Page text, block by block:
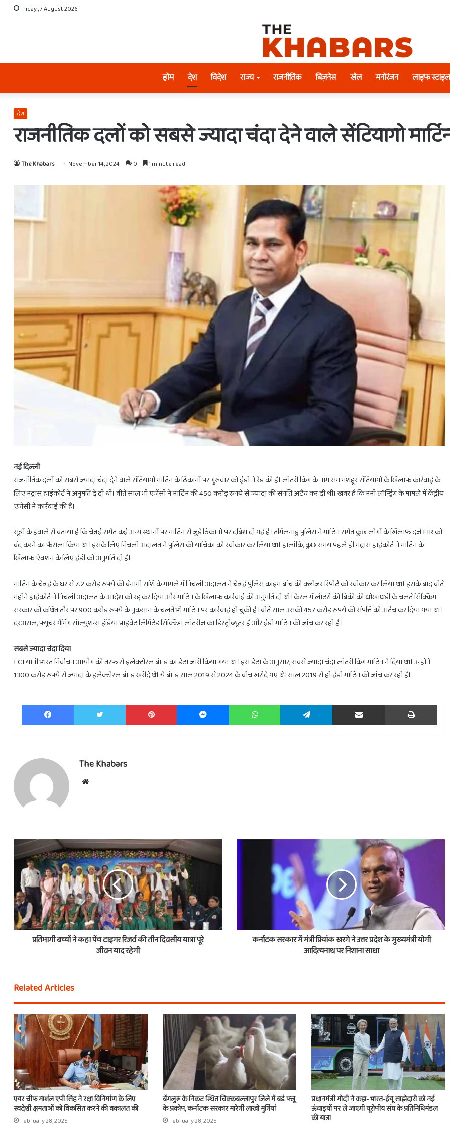
Friday , 7 August 2026
होम देश विदेश राज्य राजनीतिक बिज़नेस खेल मनोरंजन लाइफ स्टाइल
देश
राजनीतिक दलों को सबसे ज्यादा चंदा देने वाले सेंटियागो
The Khabars November 14, 2024 0 1 minute read
नई दिल्ली
राजनीतिक दलों को सबसे ज्यादा चंदा देने वाले सेंटियागो मार्टिन के ठिकानों पर गुरुवार को ईडी ने रेड की है। लॉटरी किंग के नाम सम मशहूर सेंटियागो के खिलाफ कार्रवाई के
लिए मद्रास हाईकोर्ट ने अनुमति दे दी थी। बीते साल भी एजेंसी ने मार्टिन की 450 करोड़ रुपये से ज्यादा की संपत्ति अटैच कर दी थी। खबर है कि मनी लॉन्ड्रिंग के मामले में केंद्रीय
एजेंसी ने कार्रवाई की है।
सूत्रों के हवाले से बताया है कि चेन्नई समेत कई अन्य स्थानों पर मार्टिन से जुड़े ठिकानों पर दबिश दी गई है। तमिलनाडु पुलिस ने मार्टिन समेत कुछ लोगों के खिलाफ दर्ज FIR को
बंद करने का फैसला किया था। इसके लिए निचली अदालत ने पुलिस की याचिका को स्वीकार कर लिया था। हालांकि, कुछ समय पहले ही मद्रास हाईकोर्ट ने मार्टिन के
खिलाफ ऐक्शन के लिए ईडी को अनुमति दी है।
मार्टिन के चेन्नई के घर से 7.2 करोड़ रुपये की बेनामी राशि के मामले में निचली अदालत ने चेन्नई पुलिस क्राइम ब्रांच की क्लोजर रिपोर्ट को स्वीकार कर लिया था। इसके बाद बीते
महीने हाईकोर्ट ने निचली अदालत के आदेश को रद्द कर दिया और मार्टिन के खिलाफ कार्रवाई की अनुमति दी थी। केरल में लॉटरी की बिक्री की धोखाधड़ी के चलते सिक्किम
सरकार को कथित तौर पर 900 करोड़ रुपये के नुकसान के चलते भी मार्टिन पर कार्रवाई हो चुकी है। बीते साल उसकी 457 करोड़ रुपये की संपत्ति को अटैच कर दिया गया था।
दरअसल, फ्यूचर गेमिंग सॉल्युशन्स इंडिया प्राइवेट लिमिटेड सिक्किम लॉटरीज का डिस्ट्रीब्यूटर है और ईडी मार्टिन की जांच कर रही है।
सबसे ज्यादा चंदा दिया
ECI यानी भारत निर्वाचन आयोग की तरफ से इलेक्टोरल बॉन्ड का डेटा जारी किया गया था। इस डेटा के अनुसार, सबसे ज्यादा चंदा लॉटरी किंग मार्टिन ने दिया था। उन्होंने
1300 करोड़ रुपये से ज्यादा के इलेक्टोरल बॉन्ड खरीदे थे। ये बॉन्ड साल 2019 से 2024 के बीच खरीदे गए थे। साल 2019 से ही ईडी मार्टिन की जांच कर रही है।
Facebook Twitter Pinterest Messenger WhatsApp Telegram Share via Email Print
The Khabars
Website
प्रतिभागी बच्चों ने कहा पेंच टाइगर रिजर्व की तीन दिवसीय यात्रा पूरे
जीवन याद रहेगी
कर्नाटक सरकार में मंत्री प्रियांक खरगे ने उत्तर प्रदेश के मुख्यमंत्री योगी
आदित्यनाथ पर निशाना साधा
Related Articles
एयर चीफ मार्शल एपी सिंह ने रक्षा विनिर्माण के लिए
स्वदेशी क्षमताओं को विकसित करने की वकालत की
February 28, 2025
बेंगलुरू के निकट स्थित चिक्कबल्लापुर जिले में बर्ड फ्लू
के प्रकोप, कर्नाटक सरकार मारेगी लाखो मुर्गियां
February 28, 2025
प्रधानमंत्री मोदी ने कहा- भारत-ईयू साझेदारी को नई
ऊंचाइयों पर ले जाएगी यूरोपीय संघ के प्रतिनिधिमंडल
की यात्रा
से
3
राशियों
को
लाभ
ही
लाभ
February 27, 2025
28 फरवरी से 3 राशियों को होगा लाभ ही लाभ
के
लिए
घंटा
का
ही
समय
February 28, 2025
होलिका दहन के लिए मिलेगा सिर्फ 1 घंटा का ही समय